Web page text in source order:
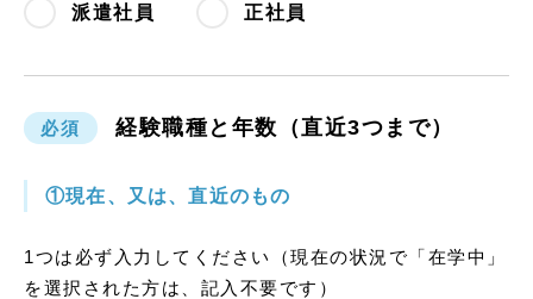
派遣社員 正社員
必須 経験職種と年数（直近3つまで）
①現在、又は、直近のもの
1つは必ず入力してください（現在の状況で「在学中」
を選択された方は、記入不要です）